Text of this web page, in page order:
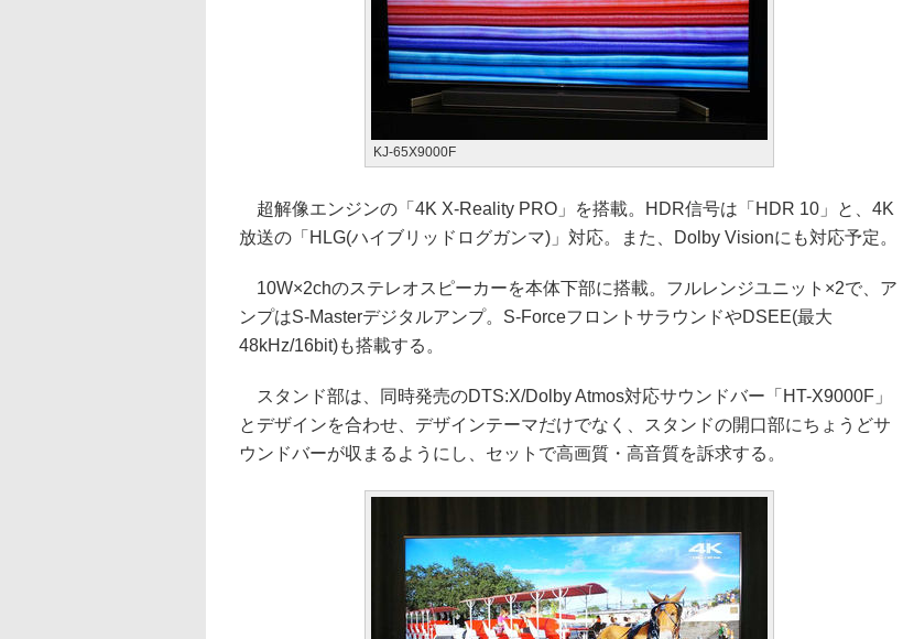
KJ-65X9000F
超解像エンジンの「4K X-Reality PRO」を搭載。HDR信号は「HDR 10」と、4K
放送の「HLG(ハイブリッドログガンマ)」対応。また、Dolby Visionにも対応予定。
10W×2chのステレオスピーカーを本体下部に搭載。フルレンジユニット×2で、ア
ンプはS-Masterデジタルアンプ。S-ForceフロントサラウンドやDSEE(最大
48kHz/16bit)も搭載する。
スタンド部は、同時発売のDTS:X/Dolby Atmos対応サウンドバー「HT-X9000F」
とデザインを合わせ、デザインテーマだけでなく、スタンドの開口部にちょうどサ
ウンドバーが収まるようにし、セットで高画質・高音質を訴求する。